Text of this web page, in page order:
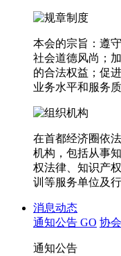
本会的宗旨：遵
社会道德风尚；
的合法权益；促
业务水平和服务质
在首都经济圈依
机构，包括从事
权法律、知识产
训等服务单位及行
消息动态
通知公告 GO 协
通知公告